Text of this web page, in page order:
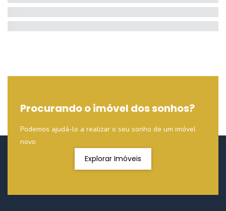
Procurando o imóvel dos sonhos?
Podemos ajudá-lo a realizar o seu sonho de um imóvel
novo
Explorar Imóveis